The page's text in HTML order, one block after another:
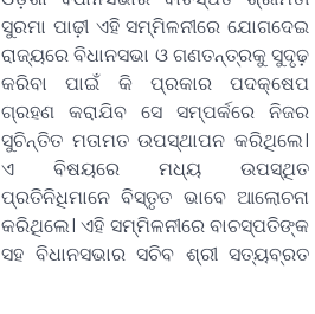
ସୁରମା ପାଢ଼ୀ ଏହି ସମ୍ମିଳନୀରେ ଯୋଗଦେଇ
ରାଜ୍ୟରେ ବିଧାନସଭା ଓ ଗଣତନ୍ତ୍ରକୁ ସୁଦୃଢ଼
କରିବା ପାଇଁ କି ପ୍ରକାର ପଦକ୍ଷେପ
ଗ୍ରହଣ କରାଯିବ ସେ ସମ୍ପର୍କରେ ନିଜର
ସୁଚିନ୍ତିତ ମତାମତ ଉପସ୍ଥାପନ କରିଥିଲେ।
ଏ ବିଷୟରେ ମଧ୍ୟ ଉପସ୍ଥିତ
ପ୍ରତିନିଧିମାନେ ବିସ୍ତୃତ ଭାବେ ଆଲୋଚନା
କରିଥିଲେ। ଏହି ସମ୍ମିଳନୀରେ ବାଚସ୍ପତିଙ୍କ
ସହ ବିଧାନସଭାର ସଚିବ ଶ୍ରୀ ସତ୍ୟବ୍ରତ